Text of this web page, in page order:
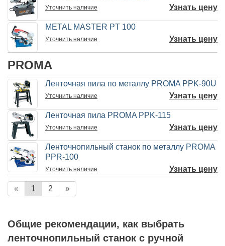
Уточнить наличие Узнать цену
METAL MASTER PT 100
Уточнить наличие Узнать цену
PROMA
Ленточная пила по металлу PROMA PPK-90U
Уточнить наличие Узнать цену
Ленточная пила PROMA PPK-115
Уточнить наличие Узнать цену
Ленточнопильный станок по металлу PROMA
PPR-100
Уточнить наличие Узнать цену
« 1 2 »
Общие рекомендации, как выбрать
ленточнопильный станок с ручной